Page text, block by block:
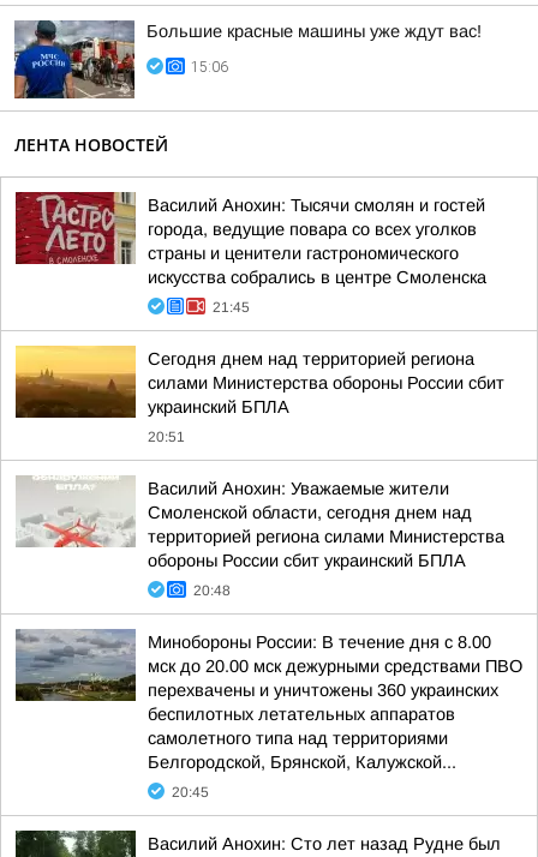
Большие красные машины уже ждут вас!
15:06
ЛЕНТА НОВОСТЕЙ
Василий Анохин: Тысячи смолян и гостей
города, ведущие повара со всех уголков
страны и ценители гастрономического
искусства собрались в центре Смоленска
21:45
Сегодня днем над территорией региона
силами Министерства обороны России сбит
украинский БПЛА
20:51
Василий Анохин: Уважаемые жители
Смоленской области, сегодня днем над
территорией региона силами Министерства
обороны России сбит украинский БПЛА
20:48
Минобороны России: В течение дня с 8.00
мск до 20.00 мск дежурными средствами ПВО
перехвачены и уничтожены 360 украинских
беспилотных летательных аппаратов
самолетного типа над территориями
Белгородской, Брянской, Калужской...
20:45
Василий Анохин: Сто лет назад Рудне был